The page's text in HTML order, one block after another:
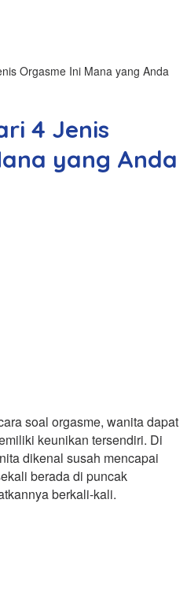
Orgasme Ini Mana yang Anda
4 Jenis
yang Anda
soal orgasme, wanita dapat
keunikan tersendiri. Di
dikenal susah mencapai
berada di puncak
berkali-kali.